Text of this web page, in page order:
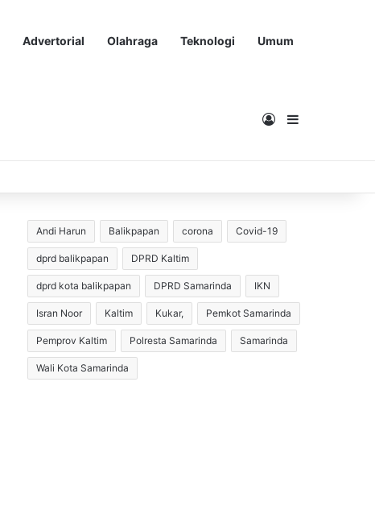
Advertorial Olahraga Teknologi Umum
MasukSidebar
Andi Harun Balikpapan corona Covid-19
dprd balikpapan DPRD Kaltim
dprd kota balikpapan DPRD Samarinda IKN
Isran Noor Kaltim Kukar, Pemkot Samarinda
Pemprov Kaltim Polresta Samarinda Samarinda
Wali Kota Samarinda